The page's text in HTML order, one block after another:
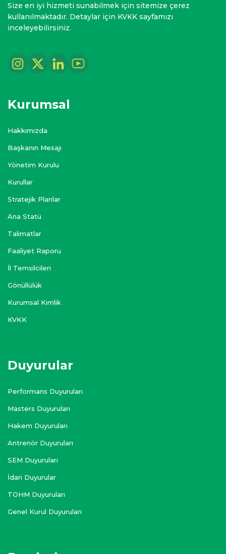
Size en iyi hizmeti sunabilmek için sitemize çerez
kullanılmaktadır. Detaylar için KVKK sayfamızı
inceleyebilirsiniz.
Kurumsal
Hakkımızda
Başkanın Mesajı
Yönetim Kurulu
Kurullar
Stratejik Planlar
Ana Statü
Talimatlar
Faaliyet Raporu
İl Temsilcileri
Gönüllülük
Kurumsal Kimlik
KVKK
Duyurular
Performans Duyuruları
Masters Duyuruları
Hakem Duyuruları
Antrenör Duyuruları
SEM Duyuruları
İdari Duyurular
TOHM Duyuruları
Genel Kurul Duyuruları